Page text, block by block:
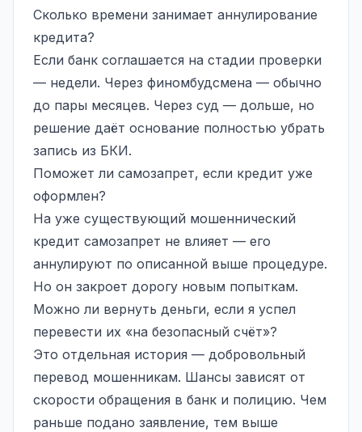
Сколько времени занимает аннулирование
кредита?
Если банк соглашается на стадии проверки
— недели. Через финомбудсмена — обычно
до пары месяцев. Через суд — дольше, но
решение даёт основание полностью убрать
запись из БКИ.
Поможет ли самозапрет, если кредит уже
оформлен?
На уже существующий мошеннический
кредит самозапрет не влияет — его
аннулируют по описанной выше процедуре.
Но он закроет дорогу новым попыткам.
Можно ли вернуть деньги, если я успел
перевести их «на безопасный счёт»?
Это отдельная история — добровольный
перевод мошенникам. Шансы зависят от
скорости обращения в банк и полицию. Чем
раньше подано заявление, тем выше